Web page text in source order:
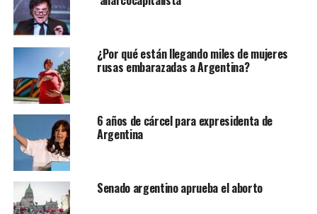
entre nuestros dos países”, agregó. “China acordó
comenzar a comprar productos agrícolas a nuestros
agricultores de inmediato”.
Los dos líderes también quedaron en iniciar de
inmediato charlas sobre cambios estructurales en las
transferencias de tecnología forzadas, la protección de
la propiedad intelectual, las barreras no arancelarias,
intrusiones y robos cibernéticos, los servicios y la
agricultura, dijo la Casa Blanca.
Ambos países acordaron que intentarán que esta
“transacción” se complete en los próximos 90 días, pero
¿Por qué están llegando miles de mujeres
rusas embarazadas a Argentina?
6 años de cárcel para expresidenta de
Argentina
Senado argentino aprueba el aborto